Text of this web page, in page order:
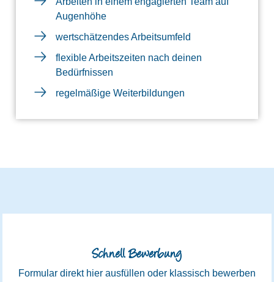
Augenhöhe
wertschätzendes Arbeitsumfeld
flexible Arbeitszeiten nach deinen
Bedürfnissen
regelmäßige Weiterbildungen
Schnell Bewerbung
Formular direkt hier ausfüllen oder klassisch bewerben